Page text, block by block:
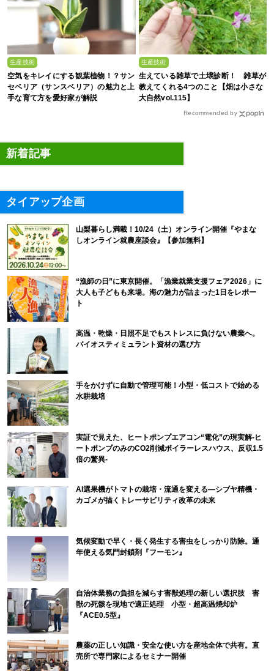
生産技術
空気をキレイにする観葉植物！？サン
セベリア（サンスベリア）の魅力と上
手な育て方を愛好家が解説
生産技術
生えている雑草で土壌診断！ 雑草が
教えてくれる4つのこと【畑は小さな
大自然vol.115】
Recommended by
新着記事
タイアップ企画
山梨暮らし満載！10/24（土）オンライン開催『やまな
しオンライン就農座談会』【参加無料】
“漁師の日”に東京開催。「漁業就業支援フェア2026」に
大人も子どもも来場。海の魅力が詰まった1日をレポー
ト
高温・乾燥・日照不足でもストレスに負けない農業へ。
バイオスティミュラント資材の選び方
手をかけずに自動で管理可能！小型・低コストで始める
水耕栽培
実証で見えた、ヒートポンプエアコン“電化”の現実解-ヒ
ートポンプのみのCO2削減ボイラーレスハウス、反収1.5
倍の驚異-
AI選果機がトマトの栽培・流通を変える―シブヤ精機・
カゴメが描くトレーサビリティ改革の未来
気候変動で早く・長く発生する害虫をしっかり防除。通
年使える気門封鎖剤『フーモン』
自治体業務の負担を減らす害獣処理の新しい選択肢 害
獣の死骸を現地で適正処理 小型・超高温焼却炉
『ACE0.5型』
農薬の正しい知識・安全な使い方を産地全体で共有。直
売所で専門家によるセミナー開催